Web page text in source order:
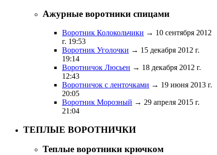
Ажурные воротники спицами
Воротник Колокольчики → 10 сентября 2012
г. 19:53
Воротник Уголочки → 15 декабря 2012 г.
19:14
Воротничок Люсьен → 18 декабря 2012 г.
12:43
Воротничок с ленточками → 19 июня 2013 г.
20:05
Воротник Морозный → 29 апреля 2015 г.
21:04
ТЕПЛЫЕ ВОРОТНИЧКИ
Теплые воротники крючком